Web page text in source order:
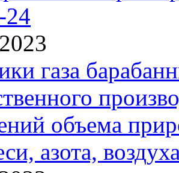
24
газа
объема
азота,